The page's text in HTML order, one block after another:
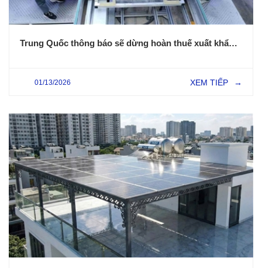
Trung Quốc thông báo sẽ dừng hoàn thuế xuất khẩu quang điện và pin
01/13/2026 XEM TIẾP →